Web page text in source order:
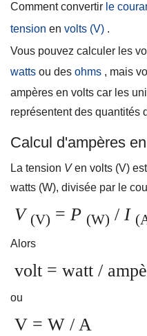
Comment convertir le
tension en volts (V) .
Vous pouvez calculer les
watts ou des ohms , mais
ampères en volts car les
représentent des quantités
Calcul d'ampères
La tension Ven volts (V)
watts (W), divisée par le
V (V) = P (W) / I
Alors
volt = watt /
ou
V = W / A